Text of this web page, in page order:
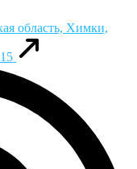
область, Химки,